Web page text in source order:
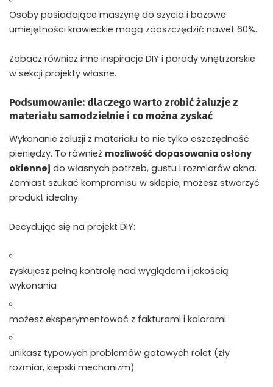
Osoby posiadające maszynę do szycia i bazowe
umiejętności krawieckie mogą zaoszczędzić nawet 60%.
Zobacz również inne inspiracje DIY i porady wnętrzarskie
w sekcji projekty własne.
Podsumowanie: dlaczego warto zrobić żaluzje z
materiału samodzielnie i co można zyskać
Wykonanie żaluzji z materiału to nie tylko oszczędność
pieniędzy. To również możliwość dopasowania osłony
okiennej do własnych potrzeb, gustu i rozmiarów okna.
Zamiast szukać kompromisu w sklepie, możesz stworzyć
produkt idealny.
Decydując się na projekt DIY:
zyskujesz pełną kontrolę nad wyglądem i jakością
wykonania
możesz eksperymentować z fakturami i kolorami
unikasz typowych problemów gotowych rolet (zły
rozmiar, kiepski mechanizm)